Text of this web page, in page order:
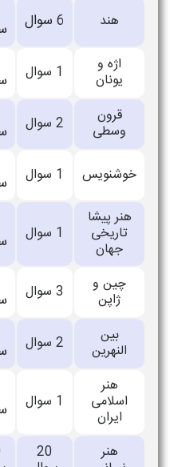
5
سوال
1
سوال
2
سوال
1
سوال
0سوال 1
سوال
سوال
1
سوال
1
سوال
2
سوال
1
سوال
5
سوال
1
سوال
1
سوال
1
سوال
2
سوال
4
سوال
20
1
2